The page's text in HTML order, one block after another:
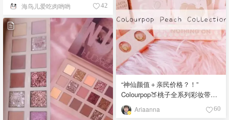
海鸟儿爱吃肉哟哟 42
“神仙颜值＋亲民价格？！”
Colourpop🍑桃子全系列彩妆带妆
实测 Ariaanna 60